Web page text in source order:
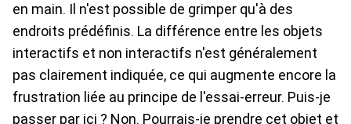
en main. Il n'est possible de grimper qu'à des
endroits prédéfinis. La différence entre les objets
interactifs et non interactifs n'est généralement
pas clairement indiquée, ce qui augmente encore la
frustration liée au principe de l'essai-erreur. Puis-je
passer par ici ? Non. Pourrais-je prendre cet objet et